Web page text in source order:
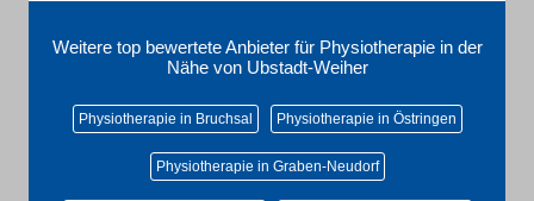
Weitere top bewertete Anbieter für Physiotherapie in der
Nähe von Ubstadt-Weiher
Physiotherapie in Bruchsal Physiotherapie in Östringen
Physiotherapie in Graben-Neudorf